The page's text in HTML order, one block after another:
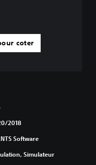
coter
2018
Software
Simulateur